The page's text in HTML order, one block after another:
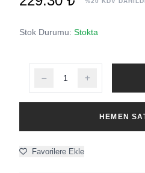
Stok Durumu: Stokta
HEMEN
Favorilere Ekle